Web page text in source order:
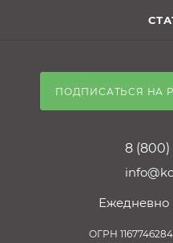
ПОДПИСАТЬСЯ НА
8 (800)
Ежедневно
ОГРН